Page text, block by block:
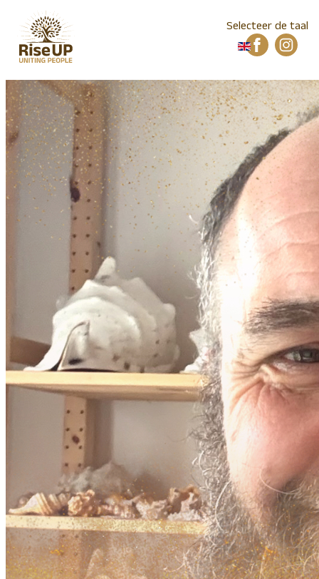
Home
Locatie
Mailinglist
Foto collectie
Video collectie
Elementen
Workshops
Muziek
Kids & Tieners
Eten
Lounge
Wellness
INFO en FAQ
CoCreatie
Selecteer de taal